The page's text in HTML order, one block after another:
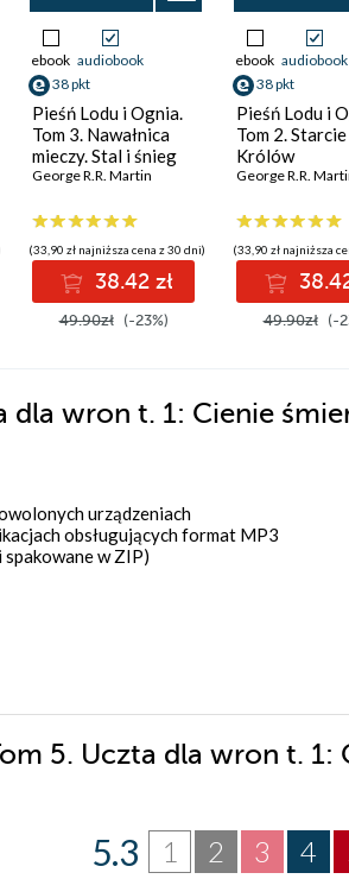
ebook audiobook
38 pkt
Pieśń Lodu i Ognia.
Tom 3. Nawałnica
mieczy. Stal i śnieg
George R.R. Martin
(33,90 zł najniższa cena z 30 dni)
38.42 zł
49.90zł (-23%)
ebook audiobook
38 pkt
Pieśń Lodu i
Tom 2. Starcie
Królów
George R.R.
(33,90 zł najniższa
49.90zł (-
dla wron t. 1: Cienie
urządzeniach
obsługujących format MP3
spakowane w ZIP)
5. Uczta dla wron t. 1:
4
3
2
1
5.3